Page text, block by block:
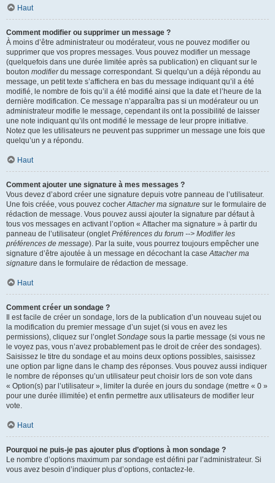
Haut
Comment modifier ou supprimer un message ?
À moins d’être administrateur ou modérateur, vous ne pouvez modifier ou
supprimer que vos propres messages. Vous pouvez modifier un message
(quelquefois dans une durée limitée après sa publication) en cliquant sur le
bouton modifierdu message correspondant. Si quelqu’un a déjà répondu au
message, un petit texte s’affichera en bas du message indiquant qu’il a été
modifié, le nombre de fois qu’il a été modifié ainsi que la date et l’heure de la
dernière modification. Ce message n’apparaîtra pas si un modérateur ou un
administrateur modifie le message, cependant ils ont la possibilité de laisser
une note indiquant qu’ils ont modifié le message de leur propre initiative.
Notez que les utilisateurs ne peuvent pas supprimer un message une fois que
quelqu’un y a répondu.
Haut
Comment ajouter une signature à mes messages ?
Vous devez d’abord créer une signature depuis votre panneau de l’utilisateur.
Une fois créée, vous pouvez cocherAttacher ma signature sur le formulaire de
rédaction de message. Vous pouvez aussi ajouter la signature par défaut à
tous vos messages en activant l’option « Attacher ma signature » à partir du
panneau de l’utilisateur (ongletPréférences du forum --> Modifier les
préférences de message). Par la suite, vous pourrez toujours empêcher une
signature d’être ajoutée à un message en décochant la caseAttacher ma
signature dans le formulaire de rédaction de message.
Haut
Comment créer un sondage ?
Il est facile de créer un sondage, lors de la publication d’un nouveau sujet ou
la modification du premier message d’un sujet (si vous en avez les
permissions), cliquez sur l’ongletSondage sous la partie message (si vous ne
le voyez pas, vous n’avez probablement pas le droit de créer des sondages).
Saisissez le titre du sondage et au moins deux options possibles, saisissez
une option par ligne dans le champ des réponses. Vous pouvez aussi indiquer
le nombre de réponses qu’un utilisateur peut choisir lors de son vote dans
« Option(s) par l’utilisateur », limiter la durée en jours du sondage (mettre « 0 »
pour une durée illimitée) et enfin permettre aux utilisateurs de modifier leur
vote.
Haut
Pourquoi ne puis-je pas ajouter plus d’options à mon sondage ?
Le nombre d’options maximum par sondage est défini par l’administrateur. Si
vous avez besoin d’indiquer plus d’options, contactez-le.